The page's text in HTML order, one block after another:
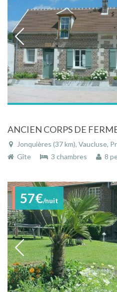
Jonquières (37 km), Vaucluse,
Gîte
3 chambres 8
57€/nuit